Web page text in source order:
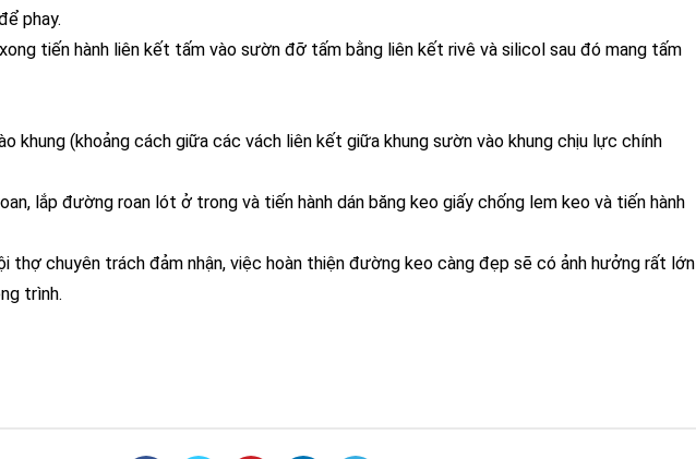
phay.
tiến hành liên kết tấm vào sườn đỡ tấm bằng liên kết rivê và silicol sau đó mang tấm
khung (khoảng cách giữa các vách liên kết giữa khung sườn vào khung chịu lực chính
lắp đường roan lót ở trong và tiến hành dán băng keo giấy chống lem keo và tiến hành
thợ chuyên trách đảm nhận, việc hoàn thiện đường keo càng đẹp sẽ có ảnh hưởng rất lớn
trình.